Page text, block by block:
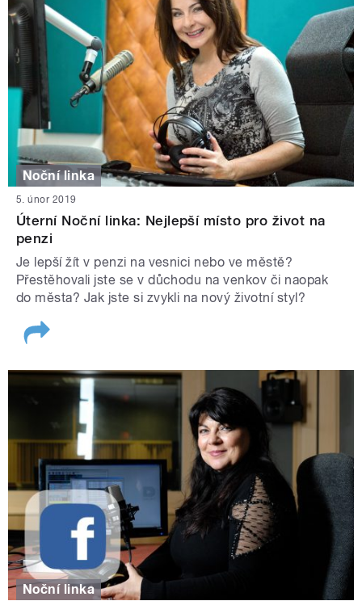
Noční linka
5. únor 2019
Úterní Noční linka: Nejlepší místo pro život na
penzi
Je lepší žít v penzi na vesnici nebo ve městě?
Přestěhovali jste se v důchodu na venkov či naopak
do města? Jak jste si zvykli na nový životní styl?
Noční linka